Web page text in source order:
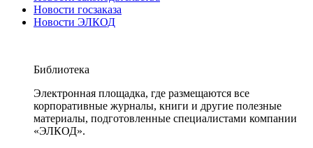
Новости госзаказа
Новости ЭЛКОД
Библиотека
Электронная площадка, где размещаются все
корпоративные журналы, книги и другие полезные
материалы, подготовленные специалистами компании
«ЭЛКОД».